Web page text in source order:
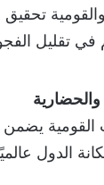
تحقيق
في تقليل
والحضارية
القومية يضمن
الدول